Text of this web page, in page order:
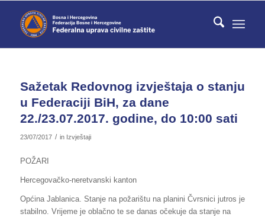
Sažetak Redovnog izvještaja o stanju
u Federaciji BiH, za dane
22./23.07.2017. godine, do 10:00 sati
23/07/2017 / in Izvještaji
POŽARI
Hercegovačko-neretvanski kanton
Općina Jablanica. Stanje na požarištu na planini Čvrsnici jutros je
stabilno. Vrijeme je oblačno te se danas očekuje da stanje na